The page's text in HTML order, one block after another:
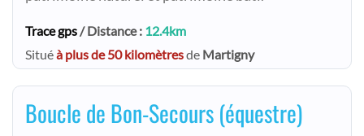
Trace gps/ Distance : 12.4km
Situéà plus de 50 kilomètresde Martigny
Boucle de Bon-Secours (équestre)